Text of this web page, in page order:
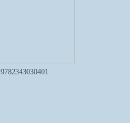
9782343030401